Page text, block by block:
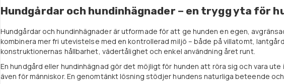
Hundgårdar och hundinhägnader – en trygg yta för
Hundgårdar och hundinhägnader är utformade för att ge hunden en egen,
kombinera mer fri utevistelse med en kontrollerad miljö – både på villatomt,
konstruktionernas hållbarhet, vädertålighet och enkel användning året runt.
En hundgård eller hundinhägnad gör det möjligt för hunden att röra sig och vara
även för människor. En genomtänkt lösning stödjer hundens naturliga beteende